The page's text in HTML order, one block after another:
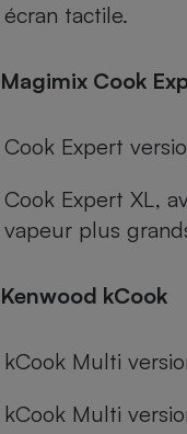
écran tactile.
Magimix Cook
Cook Expert
Cook Expert XL,
vapeur plus
Kenwood kCook
kCook Multi
kCook Multi